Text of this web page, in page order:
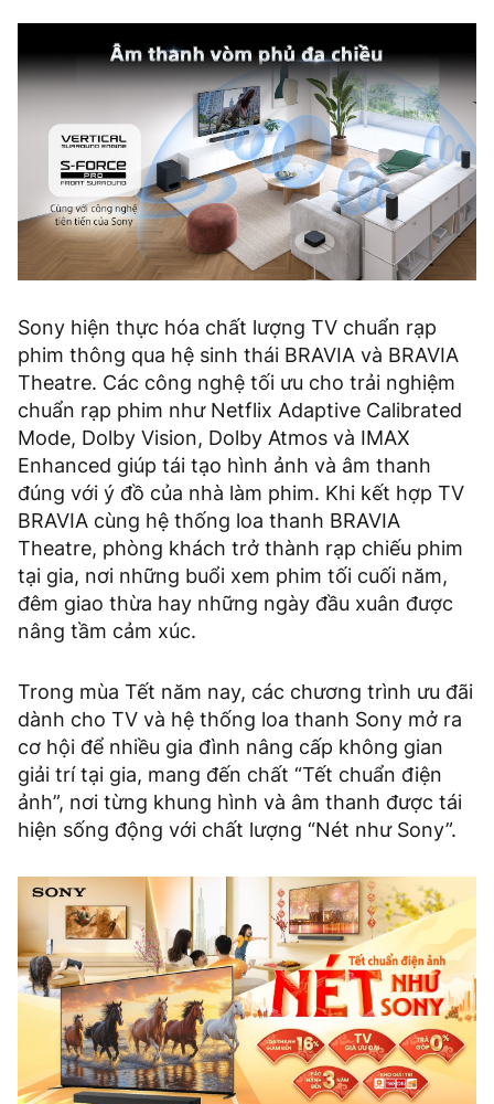
Sony hiện thực hóa chất lượng TV chuẩn rạp
phim thông qua hệ sinh thái BRAVIA và BRAVIA
Theatre. Các công nghệ tối ưu cho trải nghiệm
chuẩn rạp phim như Netflix Adaptive Calibrated
Mode, Dolby Vision, Dolby Atmos và IMAX
Enhanced giúp tái tạo hình ảnh và âm thanh
đúng với ý đồ của nhà làm phim. Khi kết hợp TV
BRAVIA cùng hệ thống loa thanh BRAVIA
Theatre, phòng khách trở thành rạp chiếu phim
tại gia, nơi những buổi xem phim tối cuối năm,
đêm giao thừa hay những ngày đầu xuân được
nâng tầm cảm xúc.
Trong mùa Tết năm nay, các chương trình ưu đãi
dành cho TV và hệ thống loa thanh Sony mở ra
cơ hội để nhiều gia đình nâng cấp không gian
giải trí tại gia, mang đến chất “Tết chuẩn điện
ảnh”, nơi từng khung hình và âm thanh được tái
hiện sống động với chất lượng “Nét như Sony”.